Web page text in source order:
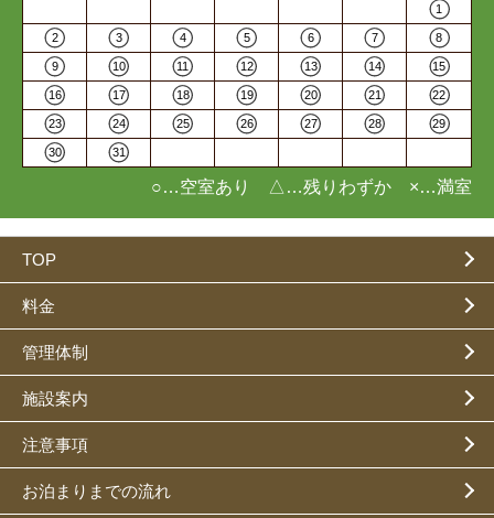
1
2 3 4 5 6 7 8
9 10 11 12 13 14 15
16 17 18 19 20 21 22
23 24 25 26 27 28 29
30 31
○…空室あり △…残りわずか ×…満室
TOP
料金
管理体制
施設案内
注意事項
お泊まりまでの流れ